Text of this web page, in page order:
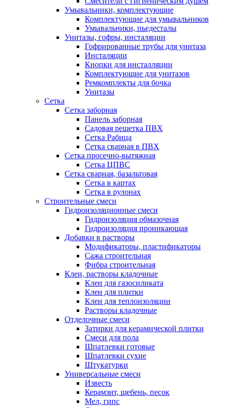
Умывальники, комплектующие
Комплектующие для умывальников
Умывальники, пьедесталы
Унитазы, гофры, инсталяции
Гофрированные трубы для унитаза
Инсталяции
Кнопки для инсталляции
Комплектующие для унитазов
Ремкомплекты для бочка
Унитазы
Сетка
Сетка заборная
Панель заборная
Садовая решетка ПВХ
Сетка Рабица
Сетка сварная в ПВХ
Сетка просечно-вытяжная
Сетка ЦПВС
Сетка сварная, базальтовая
Сетка в картах
Сетка в рулонах
Строительные смеси
Гидроизоляционные смеси
Гидроизоляция обмазочная
Гидроизоляция проникающая
Добавки в растворы
Модификаторы, пластификаторы
Сажа строительная
Фибра строительная
Клеи, растворы кладочные
Клеи для газосиликата
Клеи для плитки
Клеи для теплоизоляции
Растворы кладочные
Отделочные смеси
Затирки для керамической плитки
Смеси для пола
Шпатлевки готовые
Шпатлевки сухие
Штукатурки
Универсальные смеси
Известь
Керамзит, щебень, песок
Мел, гипс